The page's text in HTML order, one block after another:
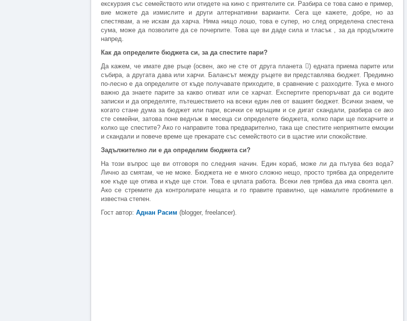
екскурзия със семейството или отидете на кино с приятелите си. Разбира се това само е пример,
вие можете да измислите и други алтернативни варианти. Сега ще кажете, добре, но аз
спестявам, а не искам да харча. Няма нищо лошо, това е супер, но след определена спестена
сума, може да позволите да се почерпите. Това ще ви даде сила и тласък , за да продължите
напред.
Как да определите бюджета си, за да спестите пари?
Да кажем, че имате две ръце (освен, ако не сте от друга планета ) едната приема парите или
събира, а другата дава или харчи. Балансът между ръцете ви представлява бюджет. Предимно
по-лесно е да определите от къде получавате приходите, в сравнение с разходите. Тука е много
важно да знаете парите за какво отиват или се харчат. Експертите препоръчват да си водите
записки и да определяте, пътешествието на всеки един лев от вашият бюджет. Всички знаем, че
когато стане дума за бюджет или пари, всички се мръщим и се дигат скандали, разбира се ако
сте семейни, затова поне веднъж в месеца си определете бюджета, колко пари ще похарчите и
колко ще спестите? Ако го направите това предварително, така ще спестите неприятните емоции
и скандали и повече време ще прекарате със семейството си в щастие или спокойствие.
Задължително ли е да определим бюджета си?
На този въпрос ще ви отговоря по следния начин. Един кораб, може ли да пътува без вода?
Лично аз смятам, че не може. Бюджета не е много сложно нещо, просто трябва да определите
кое къде ще отива и къде ще стои. Това е цялата работа. Всеки лев трябва да има своята цел.
Ако се стремите да контролирате нещата и го правите правилно, ще намалите проблемите в
известна степен.
Гост автор: Аднан Расим (blogger, freelancer).